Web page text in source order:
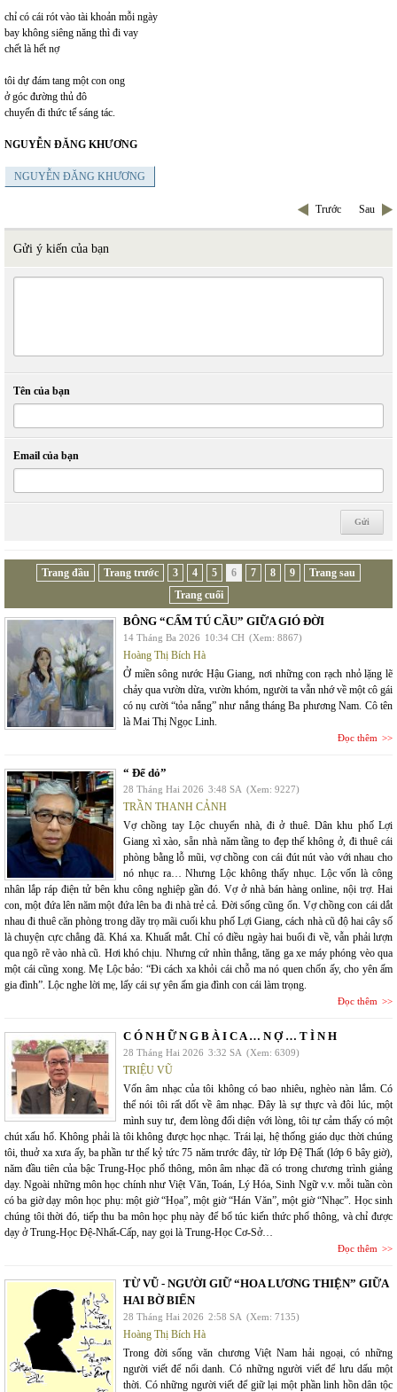
chỉ có cái rót vào tài khoản mỗi ngày
bay không siêng năng thì đi vay
chết là hết nợ
tôi dự đám tang một con ong
ở góc đường thủ đô
chuyến đi thức tế sáng tác.
NGUYỄN ĐĂNG KHƯƠNG
NGUYỄN ĐĂNG KHƯƠNG
Trước Sau
Gửi ý kiến của bạn
Tên của bạn
Email của bạn
Trang đầu Trang trước 3 4 5 6 7 8 9
Trang sau
Trang cuối
BÔNG “CẨM TÚ CẦU” GIỮA GIÓ ĐỜI
14 Tháng Ba 2026 10:34 CH (Xem: 8867)
Hoàng Thị Bích Hà
Ở miền sông nước Hậu Giang, nơi những con rạch nhỏ lặng lẽ
chảy qua vườn dừa, vườn khóm, người ta vẫn nhớ về một cô gái
có nụ cười “tỏa nắng” như nắng tháng Ba phương Nam. Cô tên
là Mai Thị Ngọc Linh.
Đọc thêm
“ Để dỏ”
28 Tháng Hai 2026 3:48 SA (Xem: 9227)
TRẦN THANH CẢNH
Vợ chồng tay Lộc chuyển nhà, đi ở thuê. Dân khu phố Lợi
Giang xì xào, sẵn nhà năm tầng to đẹp thế không ở, đi thuê cái
phòng bằng lỗ mũi, vợ chồng con cái đút nút vào với nhau cho
nó nhục ra… Nhưng Lộc không thấy nhục. Lộc vốn là công
nhân lắp ráp điện tử bên khu công nghiệp gần đó. Vợ ở nhà bán hàng online, nội trợ. Hai
con, một đứa lên năm một đứa lên ba đi nhà trẻ cả. Đời sống cũng ổn. Vợ chồng con cái dắt
nhau đi thuê căn phòng trong dãy trọ mãi cuối khu phố Lợi Giang, cách nhà cũ độ hai cây số
là chuyện cực chẳng đã. Khá xa. Khuất mắt. Chỉ có điều ngày hai buổi đi về, vẫn phải lượn
qua ngõ rẽ vào nhà cũ. Hơi khó chịu. Nhưng cứ nhìn thẳng, tăng ga xe máy phóng vèo qua
một cái cũng xong. Mẹ Lộc bảo: “Đi cách xa khỏi cái chỗ ma nó quen chốn ấy, cho yên ấm
gia đình”. Lộc nghe lời mẹ, lấy cái sự yên ấm gia đình con cái làm trọng.
Đọc thêm
C Ó N H Ữ N G B À I C A … N Ợ … T Ì N H
28 Tháng Hai 2026 3:32 SA (Xem: 6309)
TRIỆU VŨ
Vốn âm nhạc của tôi không có bao nhiêu, nghèo nàn lắm. Có
thể nói tôi rất dốt về âm nhạc. Đây là sự thực và đôi lúc, một
mình suy tư, đem lòng đối diện với lòng, tôi tự cảm thấy có một
chút xấu hổ. Không phải là tôi không được học nhạc. Trái lại, hệ thống giáo dục thời chúng
tôi, thuở xa xưa ấy, ba phần tư thế kỷ tức 75 năm trước đây, từ lớp Đệ Thất (lớp 6 bây giờ),
năm đầu tiên của bậc Trung-Học phổ thông, môn âm nhạc đã có trong chương trình giảng
dạy. Ngoài những môn học chính như Việt Văn, Toán, Lý Hóa, Sinh Ngữ v.v. mỗi tuần còn
có ba giờ dạy môn học phụ: một giờ “Họa”, một giờ “Hán Văn”, một giờ “Nhạc”. Học sinh
chúng tôi thời đó, tiếp thu ba môn học phụ này để bổ túc kiến thức phổ thông, và chỉ được
dạy ở Trung-Học Đệ-Nhất-Cấp, nay gọi là Trung-Học Cơ-Sở…
Đọc thêm
TỪ VŨ - NGƯỜI GIỮ “HOA LƯƠNG THIỆN” GIỮA
HAI BỜ BIỂN
28 Tháng Hai 2026 2:58 SA (Xem: 7135)
Hoàng Thị Bích Hà
Trong đời sống văn chương Việt Nam hải ngoại, có những
người viết để nổi danh. Có những người viết để lưu dấu một
thời. Có những người viết để giữ lại một phần linh hồn dân tộc